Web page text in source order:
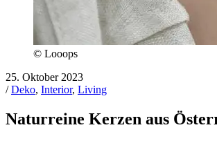
© Looops
25. Oktober 2023
/Deko, Interior, Living
Naturreine Kerzen aus